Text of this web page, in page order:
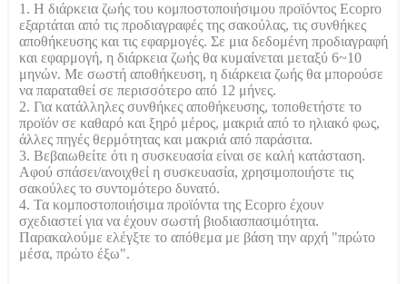
1. Η διάρκεια ζωής του κομποστοποιήσιμου προϊόντος Ecopro
εξαρτάται από τις προδιαγραφές της σακούλας, τις συνθήκες
αποθήκευσης και τις εφαρμογές. Σε μια δεδομένη προδιαγραφή
και εφαρμογή, η διάρκεια ζωής θα κυμαίνεται μεταξύ 6~10
μηνών. Με σωστή αποθήκευση, η διάρκεια ζωής θα μπορούσε
να παραταθεί σε περισσότερο από 12 μήνες.
2. Για κατάλληλες συνθήκες αποθήκευσης, τοποθετήστε το
προϊόν σε καθαρό και ξηρό μέρος, μακριά από το ηλιακό φως,
άλλες πηγές θερμότητας και μακριά από παράσιτα.
3. Βεβαιωθείτε ότι η συσκευασία είναι σε καλή κατάσταση.
Αφού σπάσει/ανοιχθεί η συσκευασία, χρησιμοποιήστε τις
σακούλες το συντομότερο δυνατό.
4. Τα κομποστοποιήσιμα προϊόντα της Ecopro έχουν
σχεδιαστεί για να έχουν σωστή βιοδιασπασιμότητα.
Παρακαλούμε ελέγξτε το απόθεμα με βάση την αρχή "πρώτο
μέσα, πρώτο έξω".